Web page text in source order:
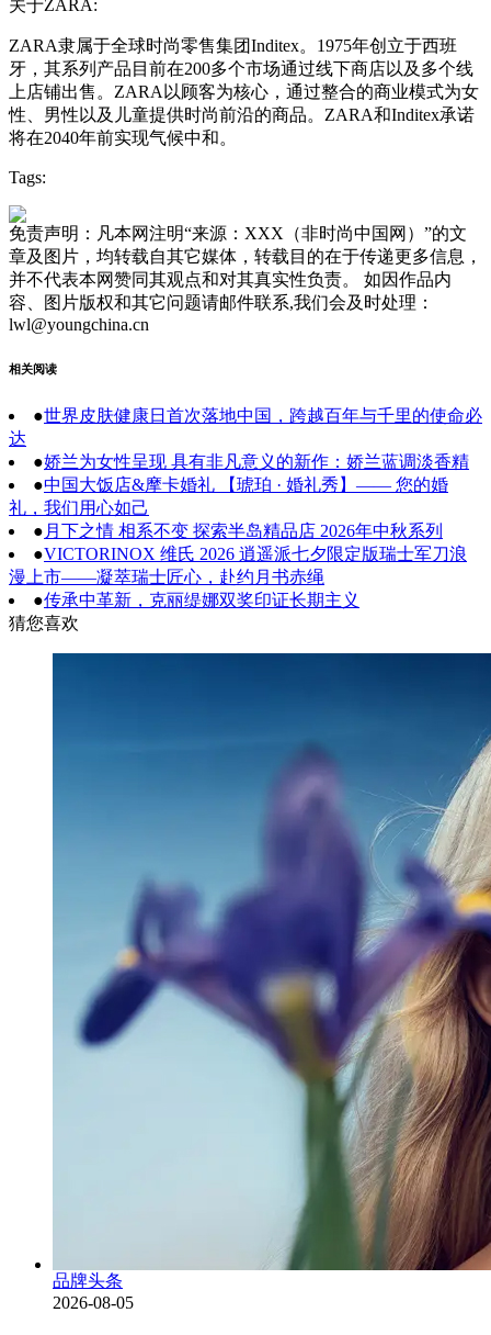
关于ZARA:
ZARA隶属于全球时尚零售集团Inditex。1975年创立于西班
牙，其系列产品目前在200多个市场通过线下商店以及多个线
上店铺出售。ZARA以顾客为核心，通过整合的商业模式为女
性、男性以及儿童提供时尚前沿的商品。ZARA和Inditex承诺
将在2040年前实现气候中和。
Tags:
免责声明：凡本网注明“来源：XXX（非时尚中国网）”的文
章及图片，均转载自其它媒体，转载目的在于传递更多信息，
并不代表本网赞同其观点和对其真实性负责。 如因作品内
容、图片版权和其它问题请邮件联系,我们会及时处理：
lwl@youngchina.cn
相关阅读
●世界皮肤健康日首次落地中国，跨越百年与千里的使命必
达
●娇兰为女性呈现 具有非凡意义的新作：娇兰蓝调淡香精
●中国大饭店&摩卡婚礼 【琥珀 · 婚礼秀】—— 您的婚
礼，我们用心如己
● 月下之情 相系不变 探索半岛精品店 2026年中秋系列
●VICTORINOX 维氏 2026 逍遥派七夕限定版瑞士军刀浪
漫上市——凝萃瑞士匠心，赴约月书赤绳
●传承中革新，克丽缇娜双奖印证长期主义
猜您喜欢
品牌头条
2026-08-05